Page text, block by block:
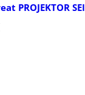
PROJEKTOR